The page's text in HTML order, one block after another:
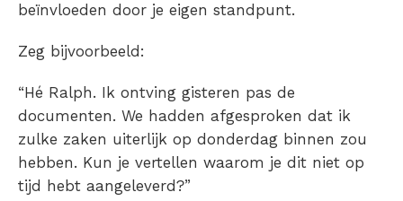
beïnvloeden door je eigen standpunt.
Zeg bijvoorbeeld:
“Hé Ralph. Ik ontving gisteren pas de
documenten. We hadden afgesproken dat ik
zulke zaken uiterlijk op donderdag binnen zou
hebben. Kun je vertellen waarom je dit niet op
tijd hebt aangeleverd?”